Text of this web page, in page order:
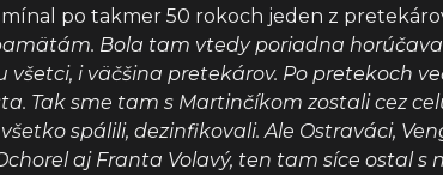
po takmer 50 rokoch jeden z
Bola tam vtedy poriadna
i väčšina pretekárov. Po pretekoch
Tak sme tam s Martinčíkom zostali cez
spálili, dezinfikovali. Ale Ostraváci,
aj Franta Volavý, ten tam síce ostal s